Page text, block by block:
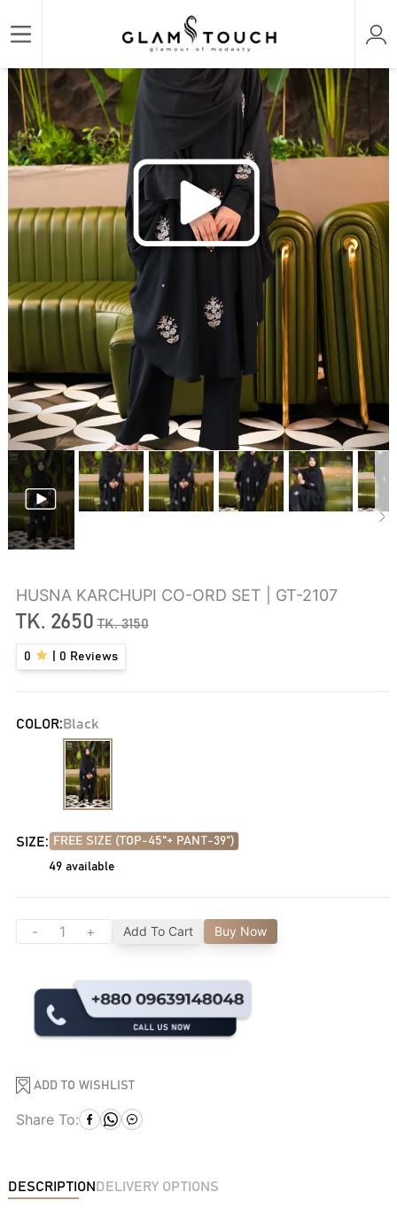
Home/ABAYA & GOWN/DESIGNER KARCHUPI ABAYAS/HUSNA KARCHUPI CO-
HUSNA KARCHUPI CO-ORD SET | GT-2107
TK. 2650 TK.3150
0 0 Reviews
COLOR: Black
SIZE: FREE SIZE (TOP-45"+ PANT-39")
49 available
- + Add To Cart Buy Now
ADD TO WISHLIST
Share To:
DESCRIPTION DELIVERY OPTIONS